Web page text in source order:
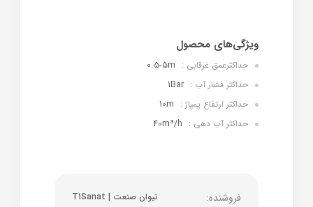
حداکثرعمق غرقابی : 0.5-5m
حداکثر فشار آب : 1Bar
حداکثر ارتفاع پمپاژ : 10m
حداکثر آب دهی : 40m³/h
فروشنده: تیوان صنعت | T1Sanat